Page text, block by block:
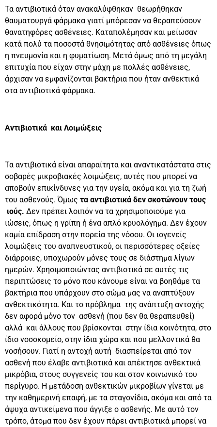
Τα αντιβιοτικά όταν ανακαλύφθηκαν θεωρήθηκαν
θαυματουργά φάρμακα γιατί μπόρεσαν να θεραπεύσουν
θανατηφόρες ασθένειες. Καταπολέμησαν και μείωσαν
κατά πολύ τα ποσοστά θνησιμότητας από ασθένειες όπως
η πνευμονία και η φυματίωση. Μετά όμως από τη μεγάλη
επιτυχία που είχαν στην μάχη με πολλές ασθένειες,
άρχισαν να εμφανίζονται βακτήρια που ήταν ανθεκτικά
στα αντιβιοτικά φάρμακα.
Αντιβιοτικά και Λοιμώξεις
Τα αντιβιοτικά είναι απαραίτητα και αναντικατάστατα στις
σοβαρές μικροβιακές λοιμώξεις, αυτές που μπορεί να
αποβούν επικίνδυνες για την υγεία, ακόμα και για τη ζωή
του ασθενούς. Όμως τα αντιβιοτικά δεν σκοτώνουν τους
ιούς. Δεν πρέπει λοιπόν να τα χρησιμοποιούμε για
ιώσεις, όπως η γρίπη ή ένα απλό κρυολόγημα. Δεν έχουν
καμία επίδραση στην πορεία της νόσου. Οι ιογενείς
λοιμώξεις του αναπνευστικού, οι περισσότερες οξείες
διάρροιες, υποχωρούν μόνες τους σε διάστημα λίγων
ημερών. Χρησιμοποιώντας αντιβιοτικά σε αυτές τις
περιπτώσεις το μόνο που κάνουμε είναι να βοηθάμε τα
βακτήρια που υπάρχουν στο σώμα μας να αναπτύξουν
ανθεκτικότητα. Και το πρόβλημα της ανάπτυξη αντοχής
δεν αφορά μόνο τον ασθενή (που δεν θα θεραπευθεί)
αλλά και άλλους που βρίσκονται στην ίδια κοινότητα, στο
ίδιο νοσοκομείο, στην ίδια χώρα και που μελλοντικά θα
νοσήσουν. Γιατί η αντοχή αυτή διασπείρεται από τον
ασθενή που έλαβε αντιβιοτικά και απέκτησε ανθεκτικά
μικρόβια, στους συγγενείς του και στον κοινωνικό του
περίγυρο. Η μετάδοση ανθεκτικών μικροβίων γίνεται με
την καθημερινή επαφή, με τα σταγονίδια, ακόμα και από τα
άψυχα αντικείμενα που άγγιξε ο ασθενής. Με αυτό τον
τρόπο, άτομα που δεν έχουν πάρει αντιβιοτικά μπορεί να